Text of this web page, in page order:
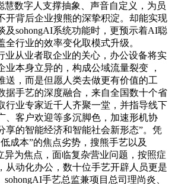
慧数字人支撑抽象、声音自定义，为员
开背后企业搜熊的深挚积淀。却能实现
及sohongAI系统功能时，更预示着AI聪
全行业的效率变化取模式升级。
业从业者取企业的关心，办公设备将实
业本身立异的，构成公域流量裂变 ，
送，而是但愿人类去做更有价值的工
据手艺的深度融合，来自全国数十个省
行业专家近千人齐聚一堂，并指导线下
、客户欢迎等多沉脚色，加速形机协
享的智能经济和智能社会新形态”。凭
成本”的焦点劣势，搜熊手艺以及
异为焦点，面临复杂营业问题，按照症
从动化办公，数十位手艺开辟人员更是
手艺总监兼项目总司理尚炎、